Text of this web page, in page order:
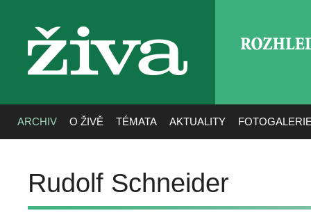
živa
ARCHIV O ŽIVĚ TÉMATA AKTUALITY
Rudolf Schneider